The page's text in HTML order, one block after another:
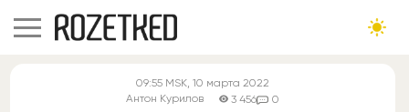
09:55 MSK, 10 марта 2022
Антон Курилов
3 456 0